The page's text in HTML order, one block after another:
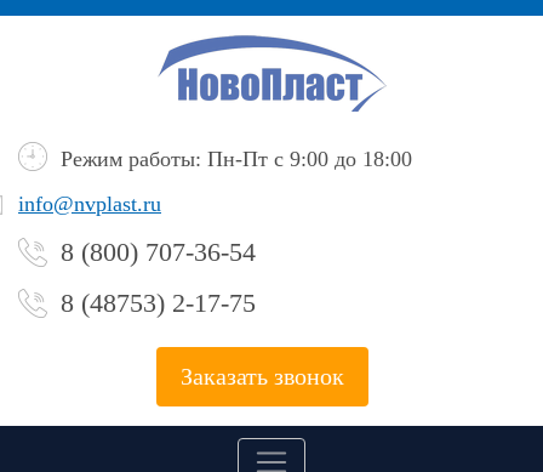
Режим работы: Пн-Пт с 9:00 до 18:00
info@nvplast.ru
8 (800) 707-36-54
8 (48753) 2-17-75
Заказать звонок